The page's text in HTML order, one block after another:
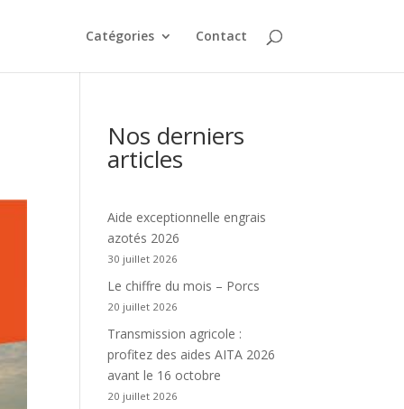
Catégories Contact
Nos derniers
articles
Aide exceptionnelle engrais
azotés 2026
30 juillet 2026
Le chiffre du mois – Porcs
20 juillet 2026
Transmission agricole :
profitez des aides AITA 2026
avant le 16 octobre
20 juillet 2026